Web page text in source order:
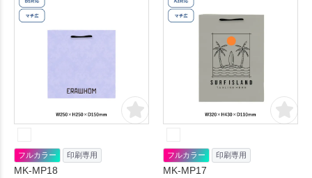
が出来ます！お箸は落ち着き
のある色からパステル調の可
愛らしい色まで全18色、印刷
フルカラー 印刷専用
MK-MP18
フルカラー 印刷専用
MK-MP17